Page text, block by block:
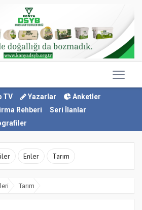
TV Yazarlar
Anketler
Rehberi
Seri İlanlar
Enler Tarım
Tarım